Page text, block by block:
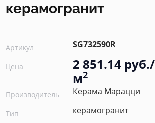
керамогранит
Артикул SG732590R
Цена
2 851.14 руб./
м2
Производитель Керама Марацци
Тип керамогранит